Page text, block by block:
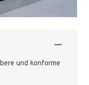
und konforme